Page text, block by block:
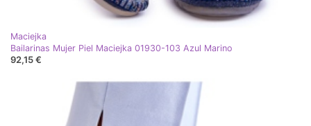
Maciejka
Bailarinas Mujer Piel Maciejka 01930-103 Azul Marino
92,15 €